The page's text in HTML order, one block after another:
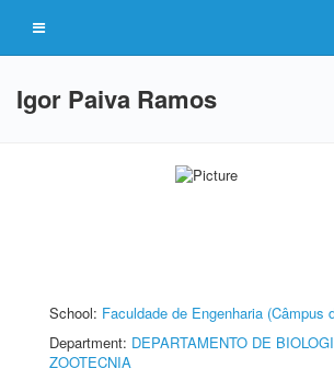
Igor Paiva Ramos
School: Faculdade de Engenharia (Câmpus
Department: DEPARTAMENTO DE
ZOOTECNIA